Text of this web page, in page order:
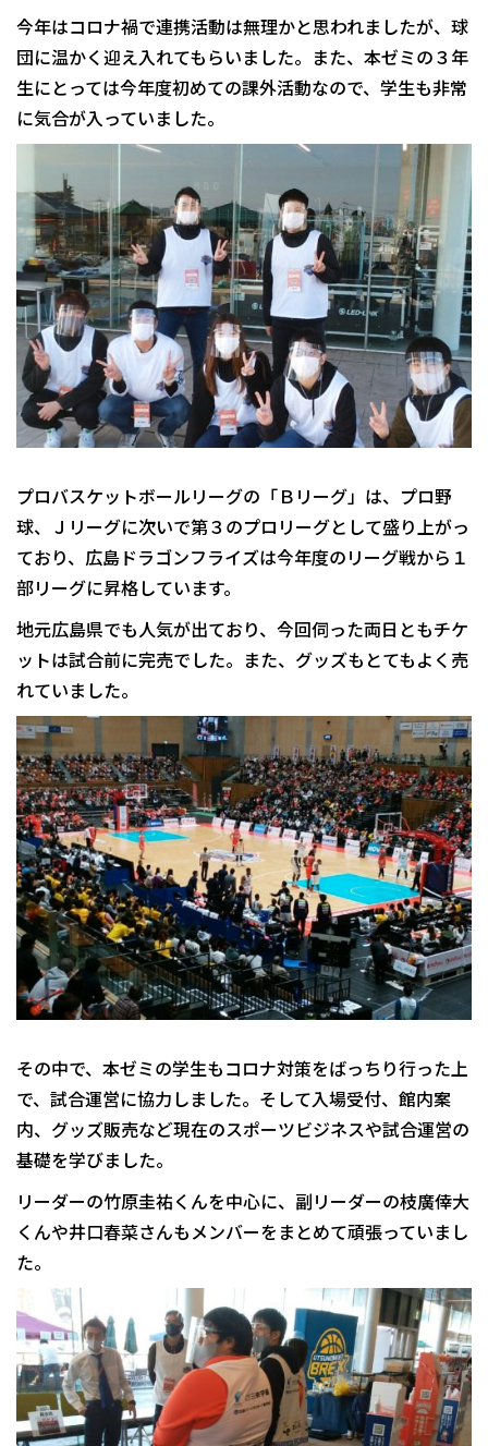
今年はコロナ禍で連携活動は無理かと思われましたが、球
団に温かく迎え入れてもらいました。また、本ゼミの３年
生にとっては今年度初めての課外活動なので、学生も非常
に気合が入っていました。
プロバスケットボールリーグの「Ｂリーグ」は、プロ野
球、Ｊリーグに次いで第３のプロリーグとして盛り上がっ
ており、広島ドラゴンフライズは今年度のリーグ戦から１
部リーグに昇格しています。
地元広島県でも人気が出ており、今回伺った両日ともチケ
ットは試合前に完売でした。また、グッズもとてもよく売
れていました。
その中で、本ゼミの学生もコロナ対策をばっちり行った上
で、試合運営に協力しました。そして入場受付、館内案
内、グッズ販売など現在のスポーツビジネスや試合運営の
基礎を学びました。
リーダーの竹原圭祐くんを中心に、副リーダーの枝廣倖大
くんや井口春菜さんもメンバーをまとめて頑張っていまし
た。